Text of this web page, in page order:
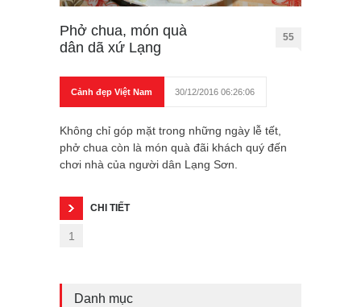
Phở chua, món quà
dân dã xứ Lạng
55
Cảnh đẹp Việt Nam 30/12/2016 06:26:06
Không chỉ góp mặt trong những ngày lễ tết,
phở chua còn là món quà đãi khách quý đến
chơi nhà của người dân Lạng Sơn.
CHI TIẾT
1
Danh mục